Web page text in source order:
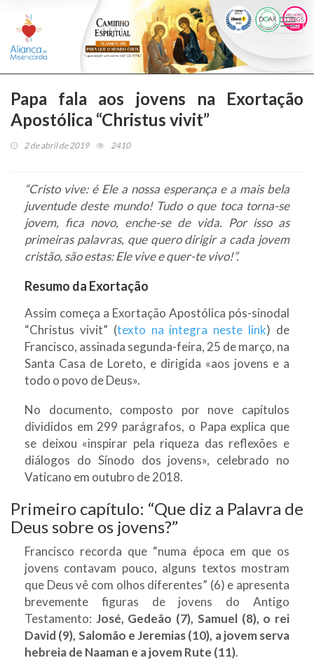
Papa fala aos jovens na Exortação
Apostólica “Christus vivit”
2 de abril de 2019 2410
“Cristo vive: é Ele a nossa esperança e a mais bela
juventude deste mundo! Tudo o que toca torna-se
jovem, fica novo, enche-se de vida. Por isso as
primeiras palavras, que quero dirigir a cada jovem
cristão, são estas: Ele vive e quer-te vivo!”.
Resumo da Exortação
Assim começa a Exortação Apostólica pós-sinodal
“Christus vivit” (texto na íntegra neste link) de
Francisco, assinada segunda-feira, 25 de março, na
Santa Casa de Loreto, e dirigida «aos jovens e a
todo o povo de Deus».
No documento, composto por nove capítulos
divididos em 299 parágrafos, o Papa explica que
se deixou «inspirar pela riqueza das reflexões e
diálogos do Sínodo dos jovens», celebrado no
Vaticano em outubro de 2018.
Primeiro capítulo: “Que diz a Palavra de
Deus sobre os jovens?”
Francisco recorda que “numa época em que os
jovens contavam pouco, alguns textos mostram
que Deus vê com olhos diferentes” (6) e apresenta
brevemente figuras de jovens do Antigo
Testamento: José, Gedeão (7), Samuel (8), o rei
David (9), Salomão e Jeremias (10), a jovem serva
hebreia de Naaman e a jovem Rute (11).